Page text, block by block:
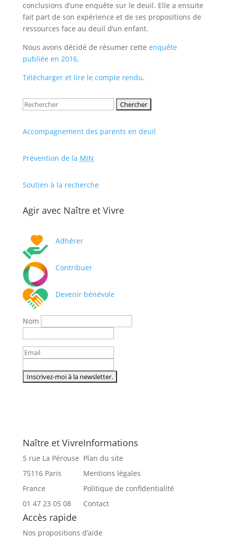
conclusions d’une enquête sur le deuil. Elle a ensuite
fait part de son expérience et de ses propositions de
ressources face au deuil d’un enfant.
Nous avons décidé de résumer cette enquête
publiée en 2016.
Télécharger et lire le compte rendu.
Rechercher:
Accompagnement des parents en deuil
Prévention de la MIN
Soutien à la recherche
Agir avec Naître et Vivre
Adhérer
Contribuer
Devenir bénévole
Nom
Naître et Vivre
5 rue La Pérouse
75116 Paris
France
01 47 23 05 08
Informations
Plan du site
Mentions légales
Politique de confidentialité
Contact
Accès rapide
Nos propositions d’aide